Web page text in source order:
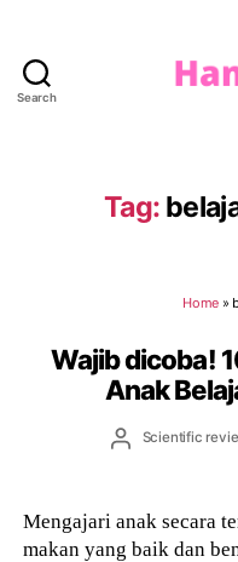
Search
Tag:
Home »
Wajib dicoba!
Anak
PostScientific
Mengajari anak secara
makan yang baik dan